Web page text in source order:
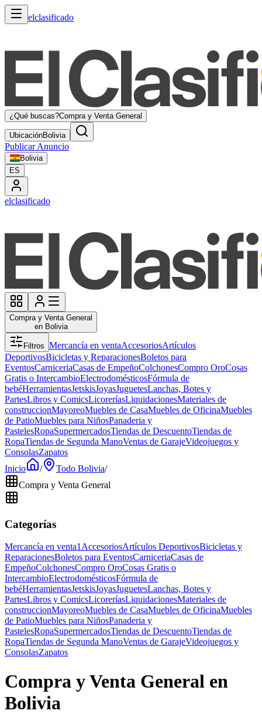
elclasificado
¿Qué buscas?Compra y Venta General
UbicaciónBolivia
Publicar Anuncio
Bolivia
ES
elclasificado
Compra y Venta General
en Bolivia
Filtros Mercancía en ventaAccesoriosArtículos
DeportivosBicicletas y ReparacionesBoletos para
EventosCarniceriaCasas de EmpeñoColchonesCompro OroCosas
Gratis o IntercambioElectrodomésticosFórmula de
bebéHerramientasJetskisJoyasJuguetesLanchas, Botes y
PartesLibros y ComicsLicoreríasLiquidacionesMateriales de
construccionMayoreoMuebles de CasaMuebles de OficinaMuebles
de PatioMuebles para NiñosPanaderia y
PastelesRopaSupermercadosTiendas de DescuentoTiendas de
RopaTiendas de Segunda ManoVentas de GarajeVideojuegos y
ConsolasZapatos
Inicio
/ Todo Bolivia/
Compra y Venta General
Categorías
Mercancía en venta1AccesoriosArtículos DeportivosBicicletas y
ReparacionesBoletos para EventosCarniceriaCasas de
EmpeñoColchonesCompro OroCosas Gratis o
IntercambioElectrodomésticosFórmula de
bebéHerramientasJetskisJoyasJuguetesLanchas, Botes y
PartesLibros y ComicsLicoreríasLiquidacionesMateriales de
construccionMayoreoMuebles de CasaMuebles de OficinaMuebles
de PatioMuebles para NiñosPanaderia y
PastelesRopaSupermercadosTiendas de DescuentoTiendas de
RopaTiendas de Segunda ManoVentas de GarajeVideojuegos y
ConsolasZapatos
Compra y Venta General en
Bolivia